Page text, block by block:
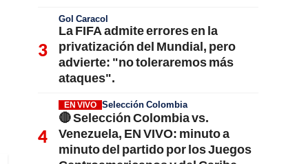
Gol Caracol
La FIFA admite errores en la
privatización del Mundial, pero
advierte: "no toleraremos más
ataques".
EN VIVO Selección Colombia
🔴 Selección Colombia vs.
Venezuela, EN VIVO: minuto a
minuto del partido por los Juegos